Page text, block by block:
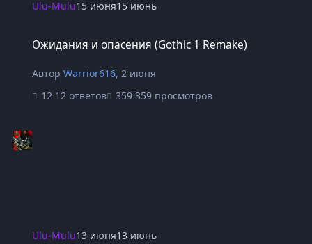
Ulu-Mulu15 июня15 июнь
Ожидания и опасения (Gothic 1 Remake)
АвторWarrior616,2 июня
12 ответов
359 просмотров
Ulu-Mulu13 июня13 июнь